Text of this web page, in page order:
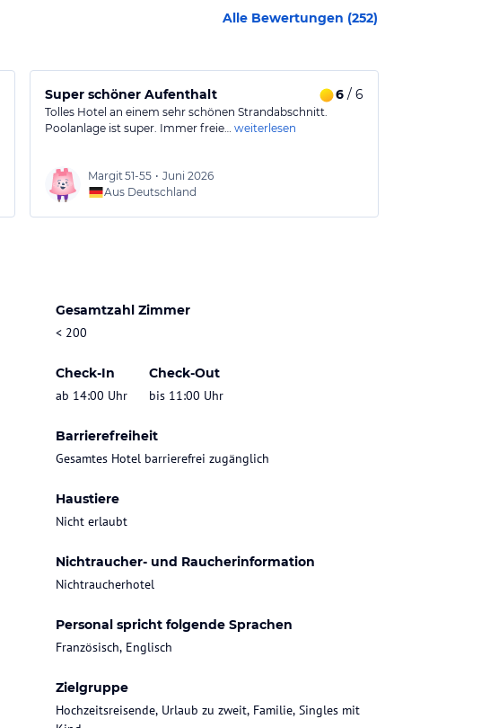
Alle Bewertungen (252)
Super schöner Aufenthalt 6/ 6
Tolles Hotel an einem sehr schönen Strandabschnitt.
Poolanlage ist super. Immer freie… weiterlesen
Margit51-55 • Juni 2026
Aus Deutschland
Gesamtzahl Zimmer
< 200
Check-In
ab 14:00 Uhr
Check-Out
bis 11:00 Uhr
Barrierefreiheit
Gesamtes Hotel barrierefrei zugänglich
Haustiere
Nicht erlaubt
Nichtraucher- und Raucherinformation
Nichtraucherhotel
Personal spricht folgende Sprachen
Französisch, Englisch
Zielgruppe
Hochzeitsreisende, Urlaub zu zweit, Familie, Singles mit